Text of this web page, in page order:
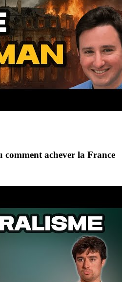
achever la France